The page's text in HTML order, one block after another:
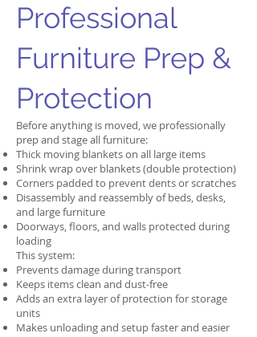
Professional
Furniture Prep &
Protection
Before anything is moved, we professionally
prep and stage all furniture:
Thick moving blankets on all large items
Shrink wrap over blankets (double protection)
Corners padded to prevent dents or scratches
Disassembly and reassembly of beds, desks,
and large furniture
Doorways, floors, and walls protected during
loading
This system:
Prevents damage during transport
Keeps items clean and dust-free
Adds an extra layer of protection for storage
units
Makes unloading and setup faster and easier